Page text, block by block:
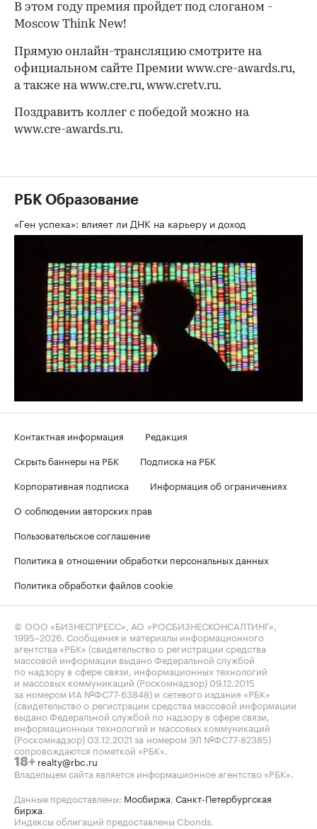
В этом году премия пройдет под слоганом -
Moscow Think New!
Прямую онлайн-трансляцию смотрите на
официальном сайте Премии www.cre-awards.ru,
а также на www.cre.ru, www.cretv.ru.
Поздравить коллег с победой можно на
www.cre-awards.ru.
РБК Образование
«Ген успеха»: влияет ли ДНК на карьеру и доход
Контактная информация
Редакция
Скрыть баннеры на РБК
Подписка на РБК
Корпоративная подписка
Информация об ограничениях
О соблюдении авторских прав
Пользовательское соглашение
Политика в отношении обработки персональных данных
Политика обработки файлов cookie
© ООО «БИЗНЕСПРЕСС», АО «РОСБИЗНЕСКОНСАЛТИНГ»,
1995–2026 . Сообщения и материалы информационного
агентства «РБК» (свидетельство о регистрации средства
массовой информации выдано Федеральной службой
по надзору в сфере связи, информационных технологий
и массовых коммуникаций (Роскомнадзор) 09.12.2015
за номером ИА №ФС77-63848) и сетевого издания «РБК»
(свидетельство о регистрации средства массовой информации
выдано Федеральной службой по надзору в сфере связи,
информационных технологий и массовых коммуникаций
(Роскомнадзор) 03.12.2021 за номером ЭЛ №ФС77-82385)
сопровождаются пометкой «РБК».
18+ realty@rbc.ru
Владельцем сайта является информационное агентство «РБК».
Данные предоставлены: Мосбиржа Санкт-Петербургская
биржа
Индексы облигаций предоставлены Cbonds.